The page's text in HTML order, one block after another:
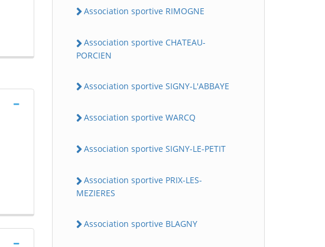
Association sportive RIMOGNE
Association sportive CHATEAU-
PORCIEN
Association sportive SIGNY-L'ABBAYE
Association sportive WARCQ
Association sportive SIGNY-LE-PETIT
Association sportive PRIX-LES-
MEZIERES
Association sportive BLAGNY